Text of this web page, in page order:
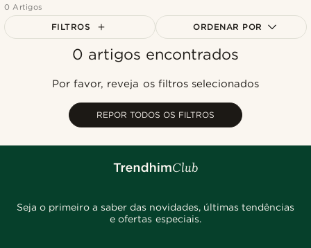
0 Artigos
FILTROS ORDENAR POR
Mais vendidos
Preço mais alto
0 artigos encontrados
Por favor, reveja os filtros selecionados
REPOR TODOS OS FILTROS
Seja o primeiro a saber das novidades, últimas tendências
e ofertas especiais.